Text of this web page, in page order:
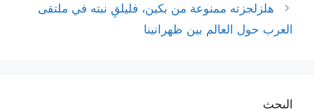
هلزلجزته ممنوعة من بكين، فليلقِ نبته في ملتقى
العرب حول العالم بين ظهرانينا
البحث